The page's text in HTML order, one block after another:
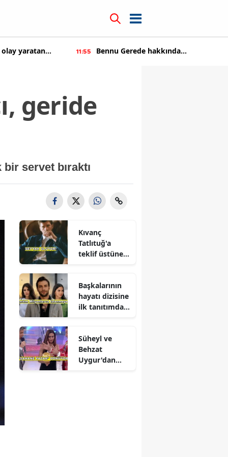
14:22 Kıvanç Tatlıtuğ'a teklif üstüne teklif
geride
bir servet bıraktı
Kıvanç
Tatlıtuğ'a
teklif üstüne
Başkalarının
hayatı dizisine
ilk tanıtımdan
Süheyl ve
Behzat
Uygur'dan